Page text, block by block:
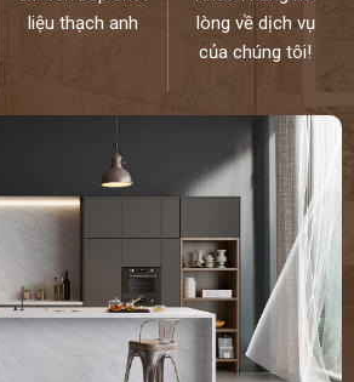
liệu thạch anh
lòng về dịch vụ
của chúng tôi!